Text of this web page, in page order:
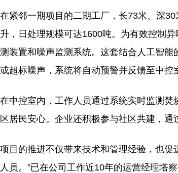
在紧邻一期项目的二期工厂，长73米、深
升，日处理规模可达1600吨。为有效控制
测装置和噪声监测系统。这套结合人工智
或超标噪声，系统将自动预警并反馈至中控
在中控室内，工作人员通过系统实时监测
区居民安心。企业还积极参与社区共建，通
项目的推进不仅带来技术和管理经验，也
人员。”已在公司工作近10年的运营经理塔